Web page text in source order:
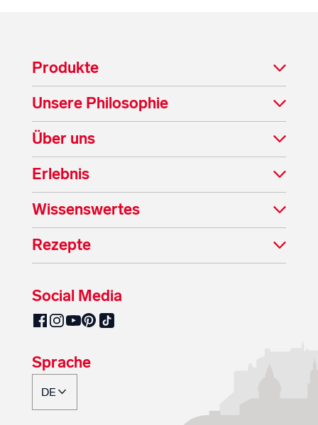
Produkte
Unsere Philosophie
Über uns
Erlebnis
Wissenswertes
Rezepte
Social Media
SalzburgMilch auf Facebook
SalzburgMilch auf Instagram
SalzburgMilch auf YouTube
SalzburgMilch auf Pinterest
SalzburgMilch auf TikTok
Sprache